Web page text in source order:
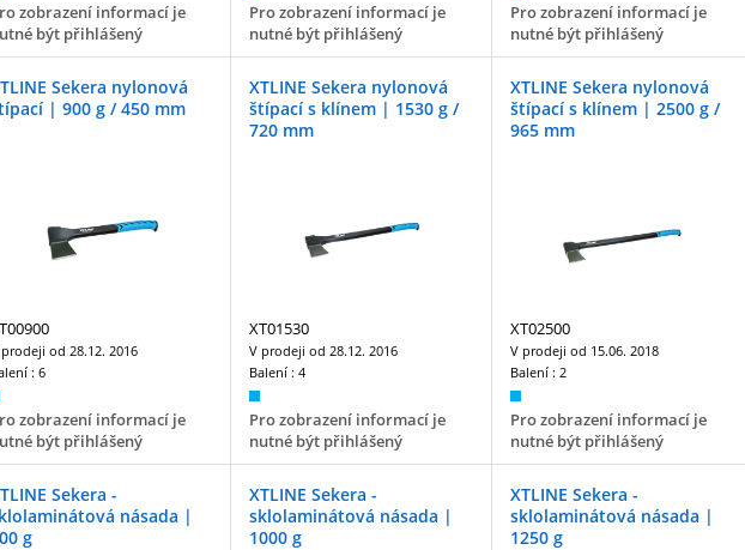
zobrazení informací je
být přihlášený
Pro zobrazení informací je
nutné být přihlášený
Pro zobrazení informací je
nutné být přihlášený
Sekera nylonová
| 900 g / 450 mm
od 28.12. 2016
: 6
zobrazení informací je
být přihlášený
XTLINE Sekera nylonová
štípací s klínem | 1530 g /
720 mm
XT01530
V prodeji od 28.12. 2016
Balení : 4
Pro zobrazení informací je
nutné být přihlášený
XTLINE Sekera nylonová
štípací s klínem | 2500 g /
965 mm
XT02500
V prodeji od 15.06. 2018
Balení : 2
Pro zobrazení informací je
nutné být přihlášený
Sekera -
násada |
g
XTLINE Sekera -
sklolaminátová násada |
1000 g
XTLINE Sekera -
sklolaminátová násada |
1250 g